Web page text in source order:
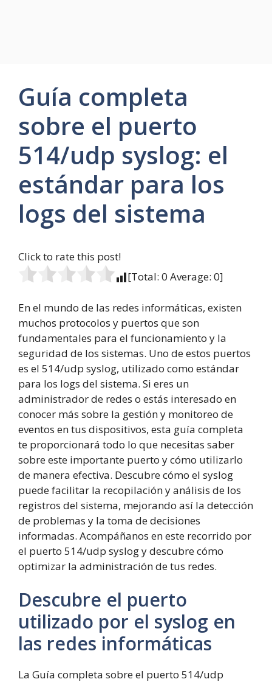
Guía completa
sobre el puerto
514/udp syslog: el
estándar para los
logs del sistema
Click to rate this post!
[Total: 0 Average: 0]
En el mundo de las redes informáticas, existen
muchos protocolos y puertos que son
fundamentales para el funcionamiento y la
seguridad de los sistemas. Uno de estos puertos
es el 514/udp syslog, utilizado como estándar
para los logs del sistema. Si eres un
administrador de redes o estás interesado en
conocer más sobre la gestión y monitoreo de
eventos en tus dispositivos, esta guía completa
te proporcionará todo lo que necesitas saber
sobre este importante puerto y cómo utilizarlo
de manera efectiva. Descubre cómo el syslog
puede facilitar la recopilación y análisis de los
registros del sistema, mejorando así la detección
de problemas y la toma de decisiones
informadas. Acompáñanos en este recorrido por
el puerto 514/udp syslog y descubre cómo
optimizar la administración de tus redes.
Descubre el puerto
utilizado por el syslog en
las redes informáticas
La Guía completa sobre el puerto 514/udp